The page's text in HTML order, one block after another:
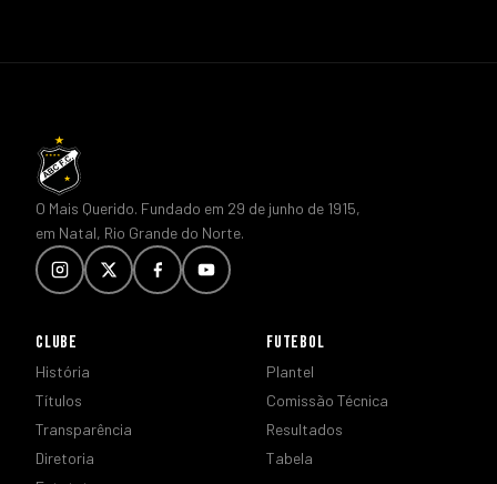
O Mais Querido. Fundado em 29 de junho de 1915,
em Natal, Rio Grande do Norte.
CLUBE
História
Títulos
Transparência
Diretoria
FUTEBOL
Plantel
Comissão Técnica
Resultados
Tabela